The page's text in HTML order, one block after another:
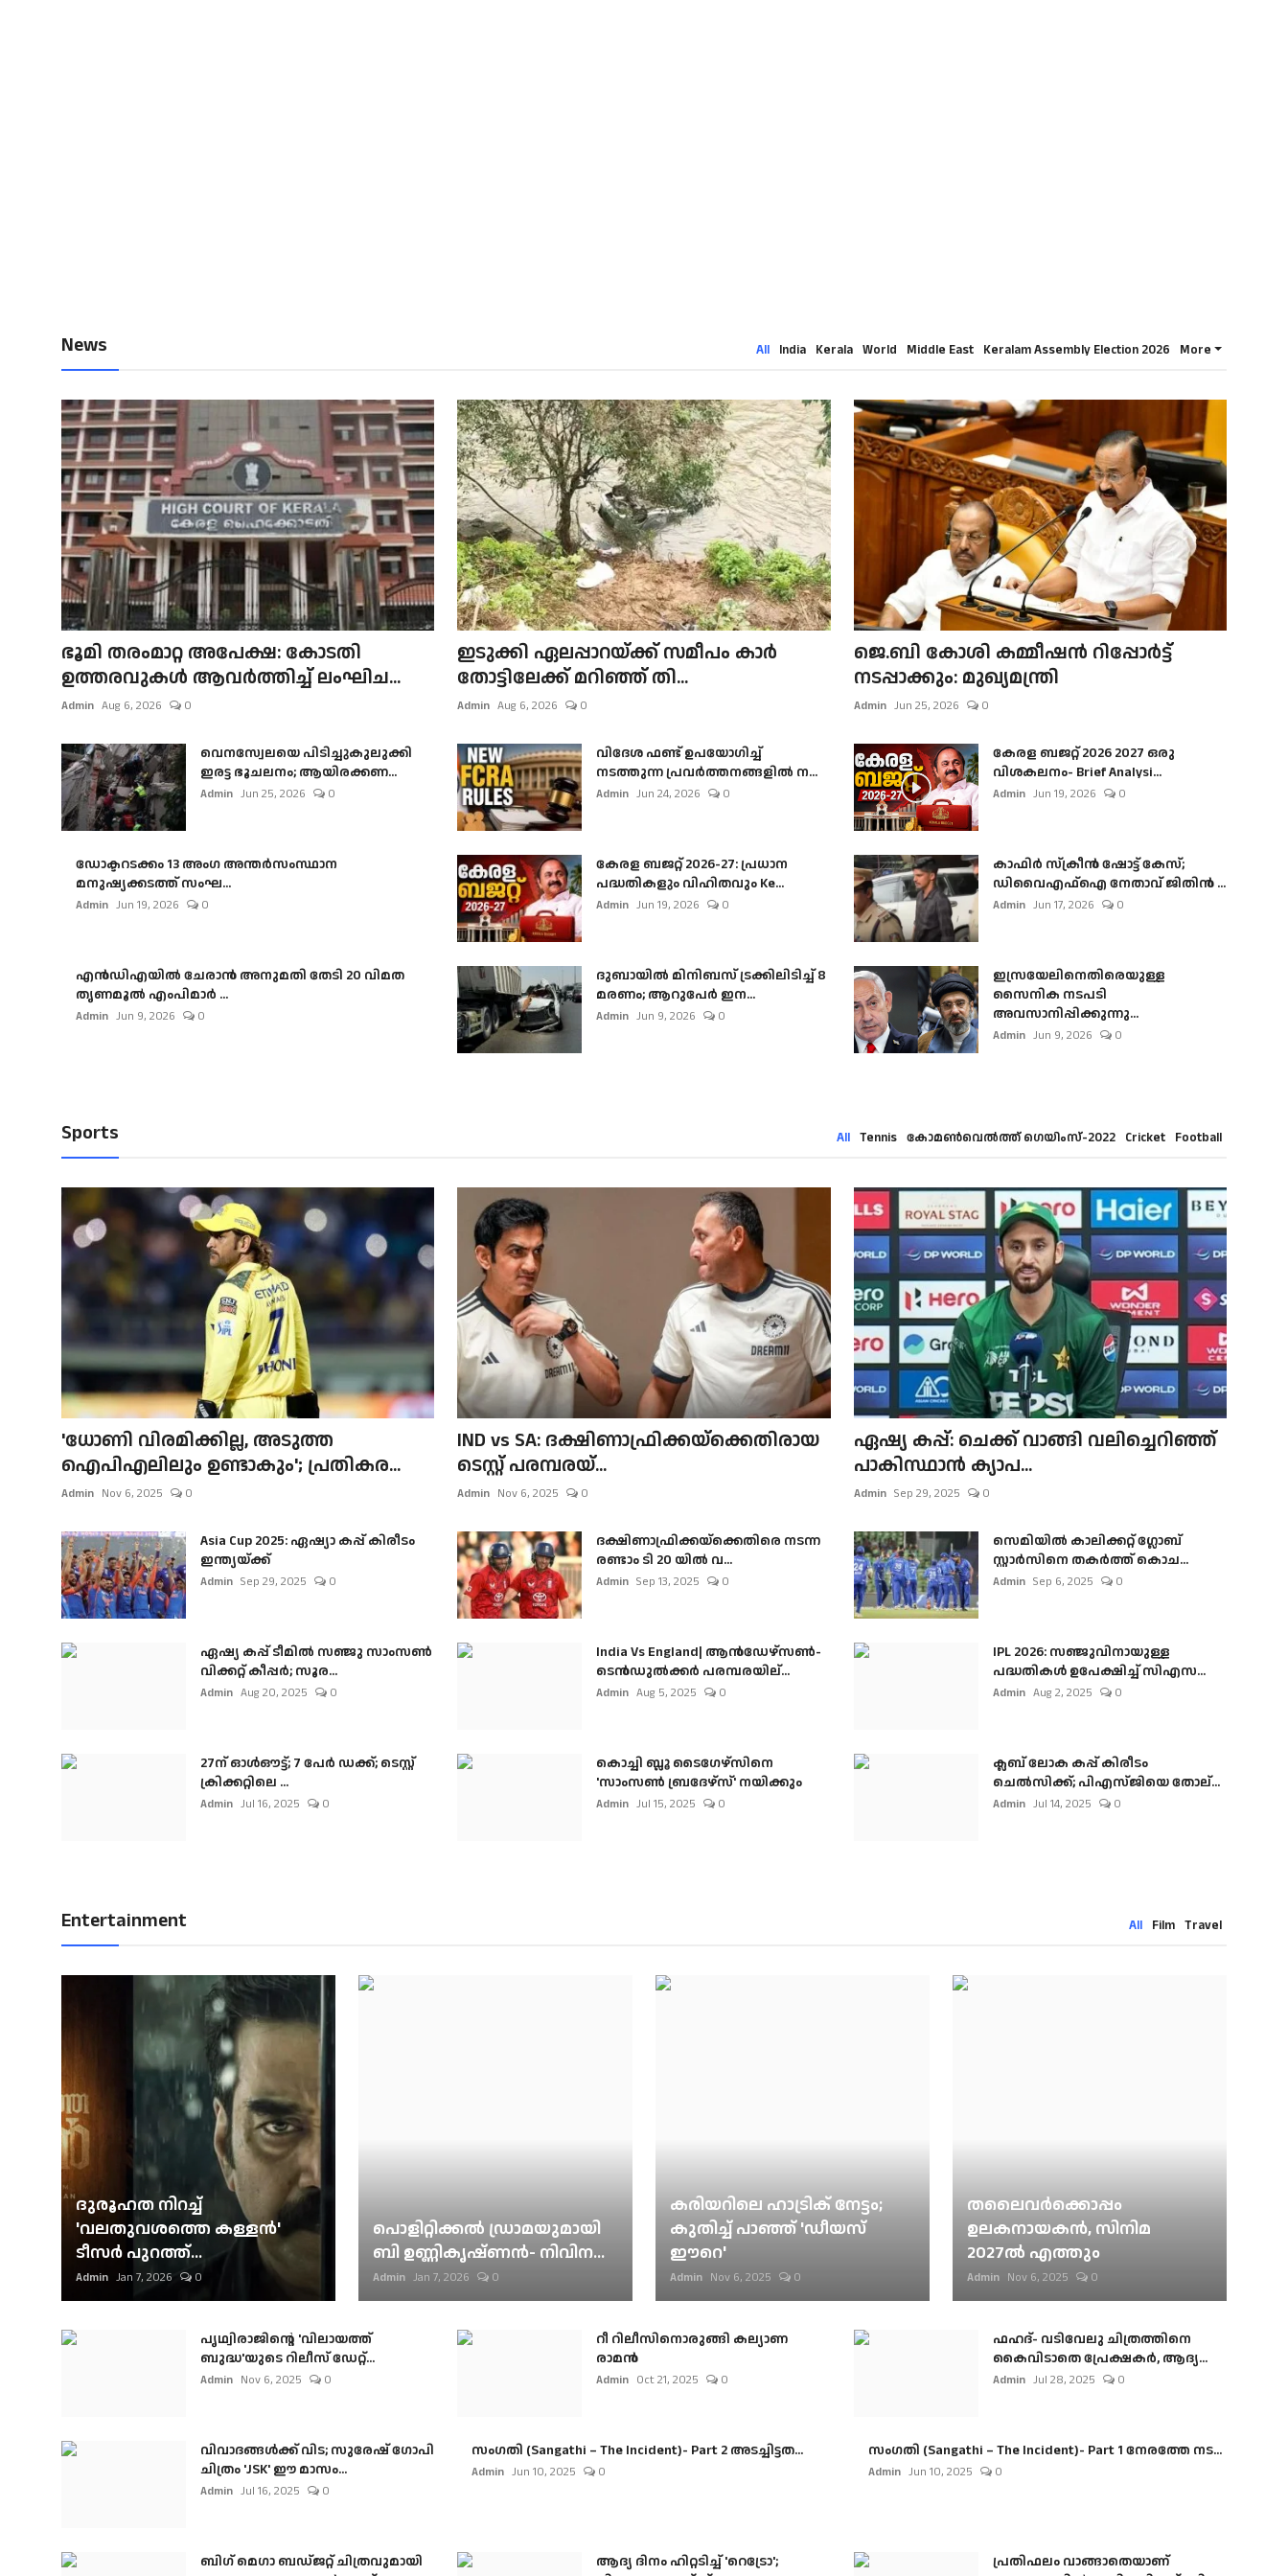
News All India Kerala World Middle East Keralam Assembly Election 2026 More
ഭൂമി തരംമാറ്റ അപേക്ഷ: കോടതി
ഉത്തരവുകൾ ആവർത്തിച്ച് ലംഘിച...
Admin Aug 6, 2026 0
ഇടുക്കി ഏലപ്പാറയ്ക്ക് സമീപം കാർ
തോട്ടിലേക്ക് മറിഞ്ഞ് തി...
Admin Aug 6, 2026 0
ജെ.ബി കോശി കമ്മീഷൻ റിപ്പോർട്ട്
നടപ്പാക്കും: മുഖ്യമന്ത്രി
Admin Jun 25, 2026 0
വെനസ്വേലയെ പിടിച്ചുകുലുക്കി
ഇരട്ട ഭൂചലനം; ആയിരക്കണ...
Admin Jun 25, 2026 0
വിദേശ ഫണ്ട് ഉപയോഗിച്ച്
നടത്തുന്ന പ്രവർത്തനങ്ങളിൽ ന...
Admin Jun 24, 2026 0
കേരള ബജറ്റ് 2026 2027 ഒരു
വിശകലനം- Brief Analysi...
Admin Jun 19, 2026 0
ഡോക്ടറടക്കം 13 അംഗ അന്തർസംസ്ഥാന
മനുഷ്യക്കടത്ത് സംഘ...
Admin Jun 19, 2026 0
കേരള ബജറ്റ് 2026-27: പ്രധാന
പദ്ധതികളും വിഹിതവും Ke...
Admin Jun 19, 2026 0
കാഫിർ സ്‌ക്രീൻ ഷോട്ട് കേസ്;
ഡിവൈഎഫ്ഐ നേതാവ് ജിതിൻ ...
Admin Jun 17, 2026 0
എൻഡിഎയിൽ ചേരാൻ അനുമതി തേടി 20 വിമത
തൃണമൂൽ എംപിമാർ ...
Admin Jun 9, 2026 0
ദുബായിൽ മിനിബസ്​ ട്രക്കിലിടിച്ച് 8
മരണം; ആറുപേർ ഇന...
Admin Jun 9, 2026 0
ഇസ്രയേലിനെതിരെയുള്ള
സൈനിക നടപടി
അവസാനിപ്പിക്കുന്നു...
Admin Jun 9, 2026 0
Sports All Tennis കോമൺവെൽത്ത് ഗെയിംസ്-2022 Cricket Football
'ധോണി വിരമിക്കില്ല, അടുത്ത
ഐപിഎലിലും ഉണ്ടാകും'; പ്രതികര...
Admin Nov 6, 2025 0
IND vs SA: ദക്ഷിണാഫ്രിക്കയ്‌ക്കെതിരായ
ടെസ്റ്റ് പരമ്പരയ്...
Admin Nov 6, 2025 0
ഏഷ്യ കപ്പ്: ചെക്ക് വാങ്ങി വലിച്ചെറിഞ്ഞ്
പാകിസ്ഥാൻ ക്യാപ...
Admin Sep 29, 2025 0
Asia Cup 2025: ഏഷ്യാ കപ്പ് കിരീടം
ഇന്ത്യയ്ക്ക്
Admin Sep 29, 2025 0
ദക്ഷിണാഫ്രിക്കയ്‌ക്കെതിരെ നടന്ന
രണ്ടാം ടി 20 യിൽ വ...
Admin Sep 13, 2025 0
സെമിയിൽ കാലിക്കറ്റ് ഗ്ലോബ്
സ്റ്റാർസിനെ തകർത്ത് കൊച...
Admin Sep 6, 2025 0
ഏഷ്യ കപ്പ് ടീമിൽ സഞ്ജു സാംസൺ
വിക്കറ്റ് കീപ്പർ; സൂര...
Admin Aug 20, 2025 0
India Vs England| ആൻഡേഴ്സൺ-
ടെൻഡുല്‍ക്കർ പരമ്പരയില്...
Admin Aug 5, 2025 0
IPL 2026: സഞ്ജുവിനായുള്ള
പദ്ധതികൾ ഉപേക്ഷിച്ച് സിഎസ...
Admin Aug 2, 2025 0
27ന് ഓൾഔട്ട്; 7 പേർ ഡക്ക്; ടെസ്റ്റ്
ക്രിക്കറ്റിലെ ...
Admin Jul 16, 2025 0
കൊച്ചി ബ്ലൂ ടൈഗേഴ്സിനെ
'സാംസൺ ബ്രദേഴ്സ്' നയിക്കും
Admin Jul 15, 2025 0
ക്ലബ് ലോക കപ്പ് കിരീടം
ചെല്‍സിക്ക്; പിഎസ്ജിയെ തോല്...
Admin Jul 14, 2025 0
Entertainment All Film Travel
ദുരൂഹത നിറച്ച്
'വലതുവശത്തെ കള്ളന്‍'
ടീസര്‍ പുറത്ത്...
Admin Jan 7, 2026 0
പൊളിറ്റിക്കല്‍ ഡ്രാമയുമായി
ബി ഉണ്ണികൃഷ്ണന്‍- നിവിന...
Admin Jan 7, 2026 0
കരിയറിലെ ഹാട്രിക് നേട്ടം;
കുതിച്ച് പാഞ്ഞ് 'ഡീയസ്
ഈറെ'
Admin Nov 6, 2025 0
തലൈവര്‍ക്കൊപ്പം
ഉലകനായകന്‍, സിനിമ
2027ല്‍ എത്തും
Admin Nov 6, 2025 0
പൃഥ്വിരാജിന്റെ 'വിലായത്ത്
ബുദ്ധ'യുടെ റിലീസ് ഡേറ്റ്...
Admin Nov 6, 2025 0
റീ റിലീസിനൊരുങ്ങി കല്യാണ
രാമൻ
Admin Oct 21, 2025 0
ഫഹദ്- വടിവേലു ചിത്രത്തിനെ
കൈവിടാതെ പ്രേക്ഷകർ, ആദ്യ...
Admin Jul 28, 2025 0
വിവാദങ്ങൾക്ക് വിട; സുരേഷ് ഗോപി
ചിത്രം 'JSK' ഈ മാസം...
Admin Jul 16, 2025 0
സംഗതി (Sangathi – The Incident)- Part 2 അടച്ചിട്ടത...
Admin Jun 10, 2025 0
സംഗതി (Sangathi – The Incident)- Part 1 നേരത്തേ നട...
Admin Jun 10, 2025 0
ബി​ഗ് മെഗാ ബഡ്ജറ്റ് ചിത്രവുമായി
ആദ്യ ദിനം ഹിറ്റടിച്ച് 'റെട്രോ';
പ്രതിഫലം വാങ്ങാതെയാണ്